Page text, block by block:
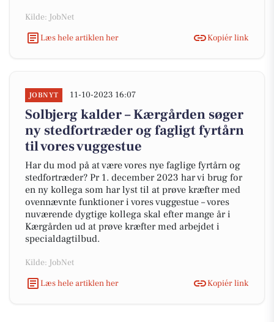
Kilde: JobNet
Læs hele artiklen her
Kopiér link
JOBNYT 11-10-2023 16:07
Solbjerg kalder – Kærgården søger
ny stedfortræder og fagligt fyrtårn
til vores vuggestue
Har du mod på at være vores nye faglige fyrtårn og
stedfortræder? Pr 1. december 2023 har vi brug for
en ny kollega som har lyst til at prøve kræfter med
ovennævnte funktioner i vores vuggestue – vores
nuværende dygtige kollega skal efter mange år i
Kærgården ud at prøve kræfter med arbejdet i
specialdagtilbud.
Kilde: JobNet
Læs hele artiklen her
Kopiér link